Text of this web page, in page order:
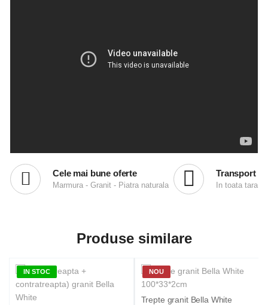
Cele mai bune oferte
Marmura - Granit - Piatra naturala
Transport
In toata tara
Produse similare
IN STOC NOU
Trepte granit Bella White